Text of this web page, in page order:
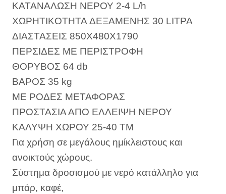
ΚΑΤΑΝΑΛΩΣΗ ΝΕΡΟΥ 2-4 L/h
ΧΩΡΗΤΙΚOTHTA ΔΕΞΑΜΕΝΗΣ 30 LΙΤΡΑ
ΔΙΑΣΤΑΣΕΙΣ 850Χ480Χ1790
ΠΕΡΣΙΔΕΣ ΜΕ ΠΕΡΙΣΤΡΟΦΗ
ΘΟΡΥΒΟΣ 64 db
ΒΑΡΟΣ 35 kg
ΜΕ ΡΟΔΕΣ ΜΕΤΑΦΟΡΑΣ
ΠΡΟΣΤΑΣΙΑ ΑΠΟ ΕΛΛΕΙΨΗ ΝΕΡΟΥ
ΚΑΛΥΨΗ ΧΩΡΟΥ 25-40 ΤΜ
Για χρήση σε μεγάλους ημίκλειστους και
ανοικτούς χώρους.
Σύστημα δροσισμού με νερό κατάλληλο για
μπάρ, καφέ,